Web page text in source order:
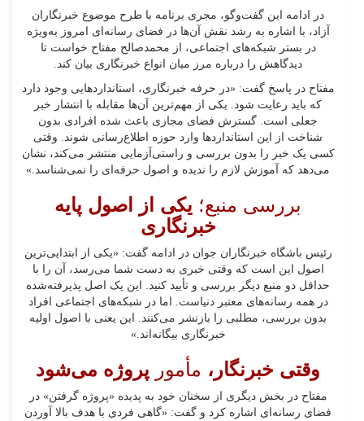
در ادامه این گفت‌وگو، مجری برنامه با طرح موضوع خبرنگاران
آزاد، با اشاره به رشد نقش آن‌ها در فضای رسانه‌ای امروز به‌ویژه
در بستر شبکه‌های اجتماعی، از محمدصالح مفتاح خواست تا
دیدگاهش را درباره مرز میان انواع خبرنگاری بیان کند.
مفتاح در پاسخ گفت: «در حرفه خبرنگاری، استانداردهایی وجود دارد
که باید رعایت شود. یکی از مهم‌ترین آن‌ها مقابله با انتشار خبر
جعلی است. گسترش فضای مجازی باعث شده افرادی بدون
شناخت از این استانداردها وارد حوزه اطلاع‌رسانی شوند. وقتی
کسی یک خبر را بدون بررسی و راستی‌آزمایی منتشر می‌کند، نشان
می‌دهد که آموزش لازم را ندیده و اصول حرفه‌ای را نمی‌شناسد.»
بررسی منبع؛ یکی از اصول پایه
خبرنگاری
رئیس باشگاه خبرنگاران جوان در ادامه گفت: «یکی از ابتدایی‌ترین
اصول این است که وقتی خبری به دست شما می‌رسد، آن را با
حداقل دو منبع دیگر بررسی و تأیید کنید. این یک اصل پذیرفته‌شده
در همه رسانه‌های معتبر دنیاست. اما در شبکه‌های اجتماعی افراد
بدون بررسی، مطلبی را بازنشر می‌کنند. این یعنی با اصول اولیه
خبرنگاری بیگانه‌اند.»
وقتی خبرنگار، مأمور پروژه می‌شود
مفتاح در بخش دیگری از سخنان خود به پدیده «پروژه‌ گرفتن» در
فضای رسانه‌ای اشاره کرد و گفت: «گاهی فردی با هدف بالا آوردن